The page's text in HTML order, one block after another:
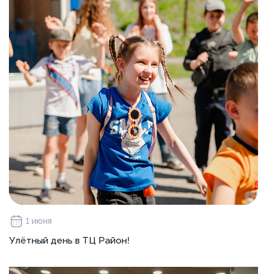
1 июня
Улётный день в ТЦ Район!